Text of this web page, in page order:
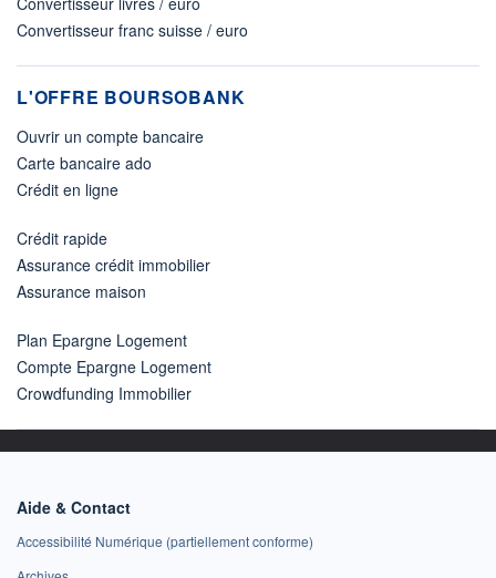
Convertisseur franc suisse / euro
L'OFFRE BOURSOBANK
Ouvrir un compte bancaire
Carte bancaire ado
Crédit en ligne
Crédit rapide
Assurance crédit immobilier
Assurance maison
Plan Epargne Logement
Compte Epargne Logement
Crowdfunding Immobilier
Aide & Contact
Accessibilité Numérique (partiellement conforme)